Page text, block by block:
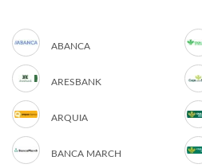
ABANCA
ARESBANK
ARQUIA
BANCA MARCH